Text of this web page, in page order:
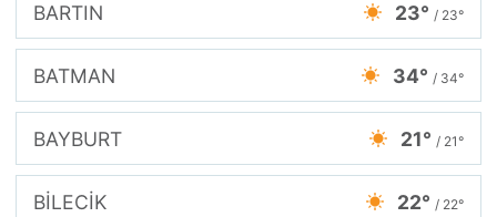
BARTIN 23° / 23°
BATMAN 34° / 34°
BAYBURT 21° / 21°
BİLECİK 22° / 22°